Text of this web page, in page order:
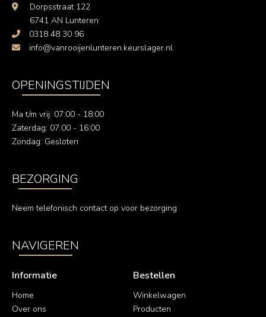
Dorpsstraat 122
6741 AN Lunteren
0318 48 30 96
info@vanrooijenlunteren.keurslager.nl
OPENINGSTIJDEN
Ma t/m vrij: 07:00 - 18:00
Zaterdag: 07:00 - 16:00
Zondag: Gesloten
BEZORGING
Neem telefonisch contact op voor bezorging
NAVIGEREN
Informatie
Home
Over ons
Bestellen
Winkelwagen
Producten